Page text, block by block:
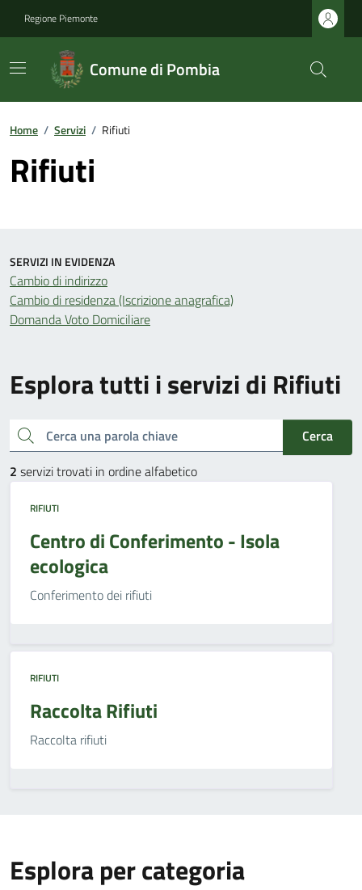
Regione Piemonte
Comune di Pombia
Home / Servizi / Rifiuti
Rifiuti
Esplora tutti i servizi di Rifiuti
Cerca una parola chiave
Cerca
2 servizi trovati in ordine alfabetico
RIFIUTI
Centro di Conferimento - Isola
ecologica
Conferimento dei rifiuti
RIFIUTI
Raccolta Rifiuti
Raccolta rifiuti
SERVIZI IN EVIDENZA
Cambio di indirizzo
Cambio di residenza (Iscrizione anagrafica)
Domanda Voto Domiciliare
Esplora per categoria